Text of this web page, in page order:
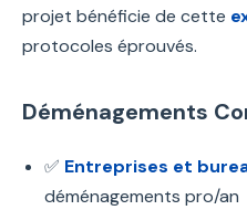
projet bénéficie de cette
protocoles éprouvés.
Déménagements
✅ Entreprises et
déménagements pro/an